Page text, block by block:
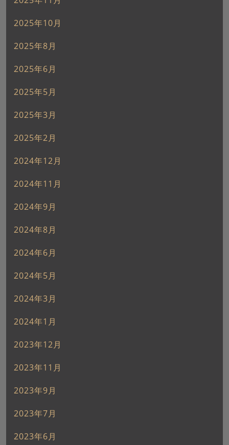
2025年10月
2025年8月
2025年6月
2025年5月
2025年3月
2025年2月
2024年12月
2024年11月
2024年9月
2024年8月
2024年6月
2024年5月
2024年3月
2024年1月
2023年12月
2023年11月
2023年9月
2023年7月
2023年6月